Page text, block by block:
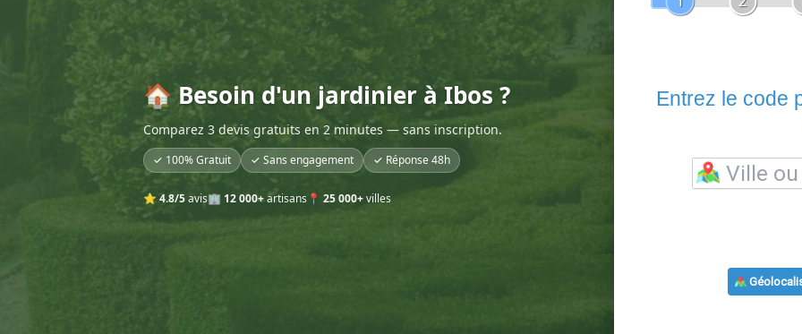
🏠 Besoin d'un jardinier à Ibos ?
Comparez 3 devis gratuits en 2 minutes — sans inscription.
✓ 100% Gratuit ✓ Sans engagement ✓ Réponse 48h
⭐ 4.8/5avis🏢 12 000+artisans 📍 25 000+villes